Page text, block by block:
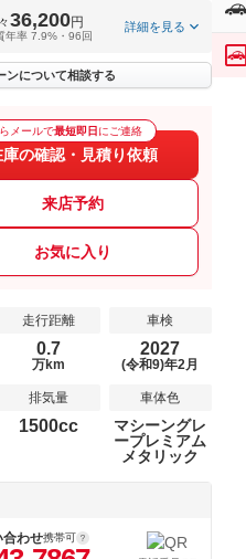
36,200円
年率 7.9%・96回
詳細を見る
ンについて相談する
メールで最短即日 にご連絡
庫の確認・見積り依頼
来店予約
お気に入り
走行距離
0.7
万km
車検
2027
(令和9)年2月
排気量
1500cc
車体色
マシーングレ
ープレミアム
メタリック
合わせ携帯可